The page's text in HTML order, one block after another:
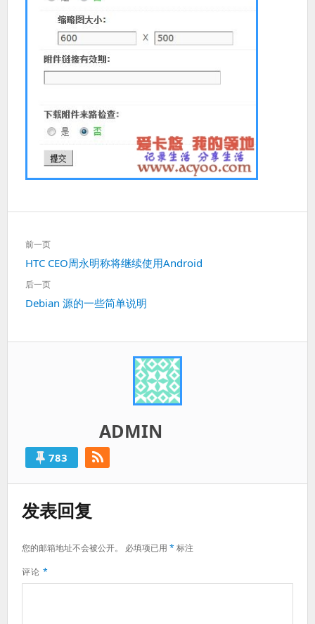
文
章
导
航
前一页
上
一
HTC CEO周永明称将继续使用Android
后一页
下
Debian 源的一些简单说明
ADMIN
783
发表回复
您的邮箱地址不会被公开。 必填项已用 *标注
评论 *